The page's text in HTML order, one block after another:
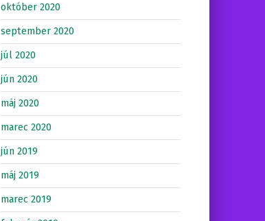
október 2020
september 2020
júl 2020
jún 2020
máj 2020
marec 2020
jún 2019
máj 2019
marec 2019